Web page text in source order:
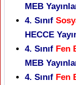
MEB
4. Sınıf
HECCE
4. Sınıf Fen
MEB
4. Sınıf Fen